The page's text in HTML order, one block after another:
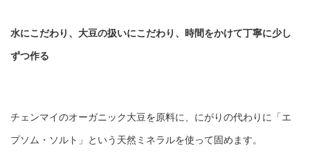
水にこだわり、大豆の扱いにこだわり、時間をかけて丁寧に少し
ずつ作る
チェンマイのオーガニック大豆を原料に、にがりの代わりに「エ
プソム・ソルト」という天然ミネラルを使って固めます。